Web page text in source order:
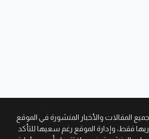
المقالات والأخبار المنشورة في الموقع
فقط، وإدارة الموقع رغم سعيها للتأكد